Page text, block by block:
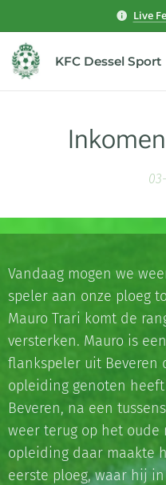
Live
KFC Dessel Sport
Vandaag mogen we
speler aan onze ploeg
Mauro Trari komt de
versterken. Mauro is
flankspeler uit Beveren
opleiding genoten
Beveren, na een
weer terug op het oude
opleiding daar maakte
eerste ploeg, waar hij